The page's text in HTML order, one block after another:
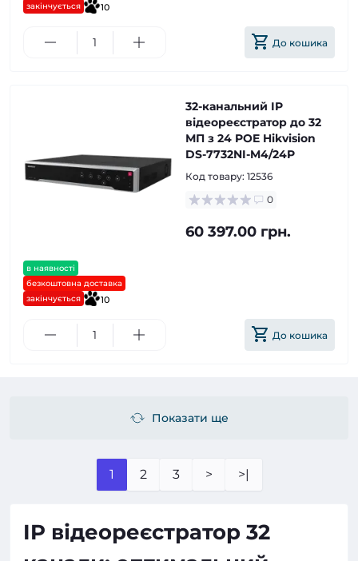
закінчується
10
До кошика
в наявності
безкоштовна доставка
закінчується
10
32-канальний IP
відеореєстратор до 32
МП з 24 POE Hikvision
DS-7732NI-M4/24P
Код товару: 12536
0
60 397.00 грн.
До кошика
Показати ще
1 2 3 > >|
IP відеореєстратор 32